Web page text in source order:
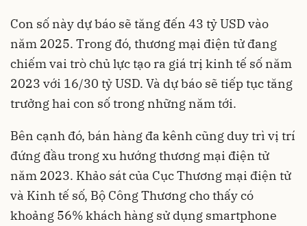
Con số này dự báo sẽ tăng đến 43 tỷ USD vào
năm 2025. Trong đó, thương mại điện tử đang
chiếm vai trò chủ lực tạo ra giá trị kinh tế số năm
2023 với 16/30 tỷ USD. Và dự báo sẽ tiếp tục tăng
trưởng hai con số trong những năm tới.
Bên cạnh đó, bán hàng đa kênh cũng duy trì vị trí
đứng đầu trong xu hướng thương mại điện tử
năm 2023. Khảo sát của Cục Thương mại điện tử
và Kinh tế số, Bộ Công Thương cho thấy có
khoảng 56% khách hàng sử dụng smartphone